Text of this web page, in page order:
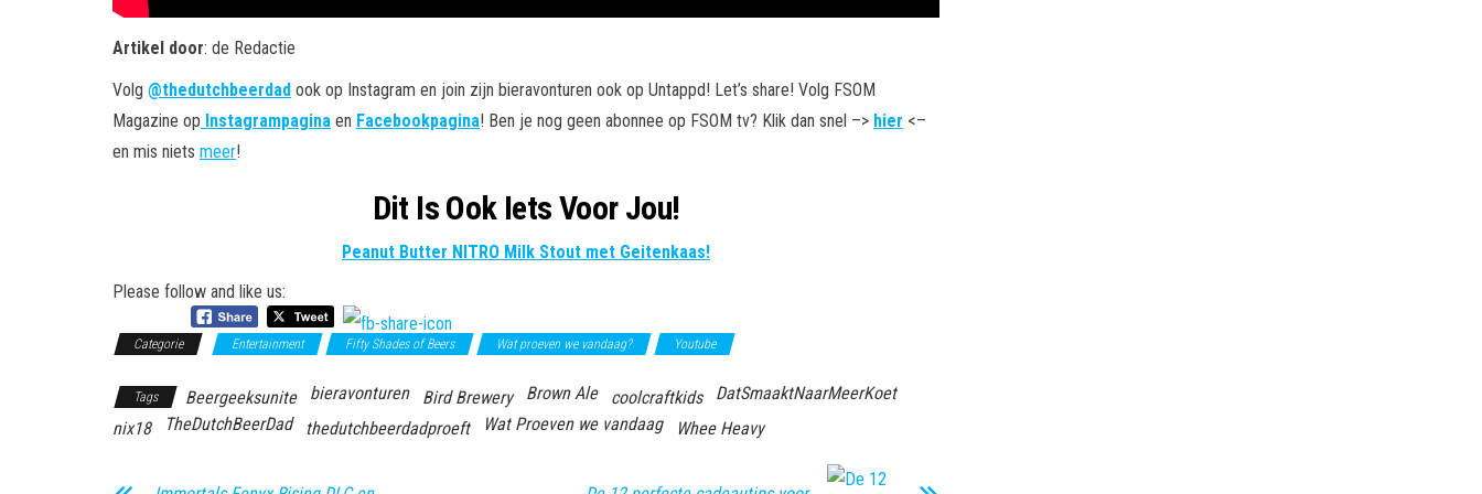
Artikel door: de Redactie
Volg @thedutchbeerdad ook op Instagram en join zijn bieravonturen ook op Untappd! Let’s share! Volg FSOM
Magazine op Instagrampagina en Facebookpagina! Ben je nog geen abonnee op FSOM tv? Klik dan snel –> hier <–
en mis niets meer!
Dit Is Ook Iets Voor Jou!
Peanut Butter NITRO Milk Stout met Geitenkaas!
Please follow and like us:
Categorie Entertainment Fifty Shades of Beers Wat proeven we vandaag? Youtube
Tags Beergeeksunite bieravonturen Bird Brewery Brown Ale coolcraftkids
DatSmaaktNaarMeerKoet
nix18
TheDutchBeerDad thedutchbeerdadproeft Wat Proeven we vandaag Whee Heavy